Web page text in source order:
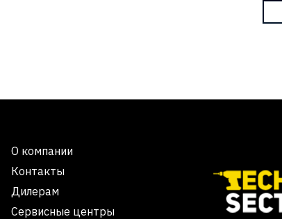
О компании
Контакты
Дилерам
Сервисные центры